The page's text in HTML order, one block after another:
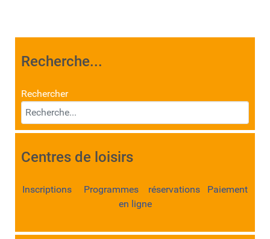
Recherche...
Rechercher
Centres de loisirs
Inscriptions Programmes réservations Paiement
en ligne